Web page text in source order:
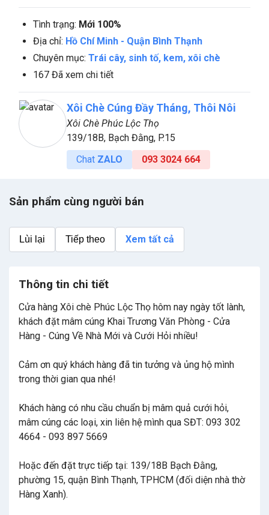
Tình trạng: Mới 100%
Địa chỉ: Hồ Chí Minh - Quận Bình Thạnh
Chuyên mục: Trái cây, sinh tố, kem, xôi chè
167 Đã xem chi tiết
Xôi Chè Cúng Đầy Tháng, Thôi Nôi
Xôi Chè Phúc Lộc Thọ
139/18B, Bạch Đằng, P.15
Chat ZALO 093 3024 664
Sản phẩm cùng người bán
Lùi lại Tiếp theo Xem tất cả
Thông tin chi tiết
Cửa hàng Xôi chè Phúc Lộc Thọ hôm nay ngày tốt lành,
khách đặt mâm cúng Khai Trương Văn Phòng - Cửa
Hàng - Cúng Về Nhà Mới và Cưới Hỏi nhiều!
Cảm ơn quý khách hàng đã tin tưởng và ủng hộ mình
trong thời gian qua nhé!
Khách hàng có nhu cầu chuẩn bị mâm quả cưới hỏi,
mâm cúng các loại, xin liên hệ mình qua SĐT: 093 302
4664 - 093 897 5669
Hoặc đến đặt trực tiếp tại: 139/18B Bạch Đằng,
phường 15, quận Bình Thạnh, TPHCM (đối diện nhà thờ
Hàng Xanh).